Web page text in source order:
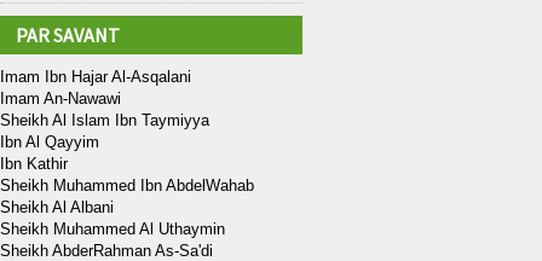
PAR SAVANT
Imam Ibn Hajar Al-Asqalani
Imam An-Nawawi
Sheikh Al Islam Ibn Taymiyya
Ibn Al Qayyim
Ibn Kathir
Sheikh Muhammed Ibn AbdelWahab
Sheikh Al Albani
Sheikh Muhammed Al Uthaymin
Sheikh AbderRahman As-Sa'di